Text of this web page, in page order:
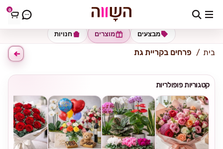
0 כתובת למשלוח הזינו כתובת
חנויות מוצרים מבצעים
בית פרחים בקריית גת
קטגוריות פופולריות